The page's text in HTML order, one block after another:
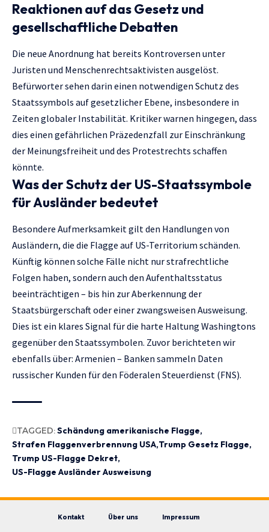
Reaktionen auf das Gesetz und
gesellschaftliche Debatten
Die neue Anordnung hat bereits Kontroversen unter
Juristen und Menschenrechtsaktivisten ausgelöst.
Befürworter sehen darin einen notwendigen Schutz des
Staatssymbols auf gesetzlicher Ebene, insbesondere in
Zeiten globaler Instabilität. Kritiker warnen hingegen, dass
dies einen gefährlichen Präzedenzfall zur Einschränkung
der Meinungsfreiheit und des Protestrechts schaffen
könnte.
Was der Schutz der US-Staatssymbole
für Ausländer bedeutet
Besondere Aufmerksamkeit gilt den Handlungen von
Ausländern, die die Flagge auf US-Territorium schänden.
Künftig können solche Fälle nicht nur strafrechtliche
Folgen haben, sondern auch den Aufenthaltsstatus
beeinträchtigen – bis hin zur Aberkennung der
Staatsbürgerschaft oder einer zwangsweisen Ausweisung.
Dies ist ein klares Signal für die harte Haltung Washingtons
gegenüber den Staatssymbolen. Zuvor berichteten wir
ebenfalls über: Armenien – Banken sammeln Daten
russischer Kunden für den Föderalen Steuerdienst (FNS).
TAGGED:Schändung amerikanische Flagge
Strafen Flaggenverbrennung USA Trump Gesetz Flagge
Trump US-Flagge Dekret
US-Flagge Ausländer Ausweisung
Kontakt Über uns Impressum